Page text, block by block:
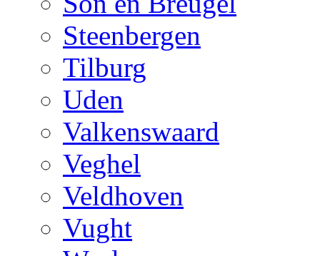
Steenbergen
Tilburg
Uden
Valkenswaard
Veghel
Veldhoven
Vught